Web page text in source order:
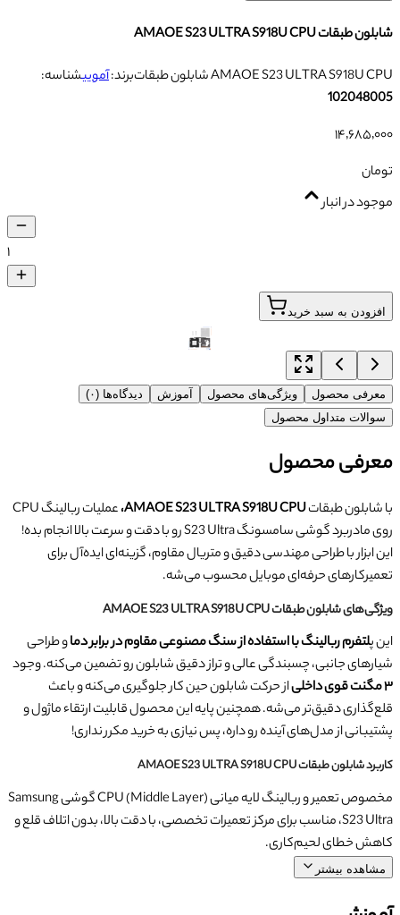
شابلون طبقات AMAOE S23 ULTRA S918U CPU
شابلون طبقات AMAOE S23 ULTRA S918U CPU
برند:آموییشناسه:
102048005
۱۴٬۶۸۵٬۰۰۰
تومان
موجود در انبار
۱
افزودن به سبد خرید
معرفی محصول ویژگی‌های محصول آموزش
دیدگاه‌ها (۰)
سوالات متداول محصول
معرفی محصول
با شابلون طبقات
عملیات ربالینگ CPU
روی مادربرد گوشی سامسونگ S23 Ultra رو با دقت و سرعت بالا انجام بده!
این ابزار با طراحی مهندسی دقیق و متریال مقاوم، گزینه‌ای ایده‌آل برای
تعمیرکارهای حرفه‌ای موبایل محسوب می‌شه.
ویژگی‌های شابلون طبقات AMAOE S23 ULTRA S918U CPU
این پلتفرم ربالینگبا استفاده از سنگ مصنوعی مقاوم در برابر دماو طراحی
شیارهای جانبی، چسبندگی عالی و تراز دقیق شابلون رو تضمین می‌کنه. وجود
۳ مگنت قوی داخلی
از حرکت شابلون حین کار جلوگیری می‌کنه و باعث
قلع‌گذاری دقیق‌تر می‌شه. همچنین پایه این محصول قابلیت ارتقاء ماژول و
پشتیبانی از مدل‌های آینده رو داره، پس نیازی به خرید مکرر نداری!
کاربرد شابلون طبقات AMAOE S23 ULTRA S918U CPU
مخصوص تعمیر و ربالینگ لایه میانی (Middle Layer) CPU گوشی Samsung
S23 Ultra، مناسب برای مرکز تعمیرات تخصصی، با دقت بالا، بدون اتلاف قلع و
کاهش خطای لحیم‌کاری.
مشاهده بیشتر